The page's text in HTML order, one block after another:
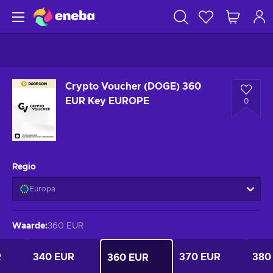
Crypto Voucher (DOGE) 360
EUR Key EUROPE
0
Regio
Europa
Waarde:360 EUR
340 EUR 360 EUR 370 EUR 380